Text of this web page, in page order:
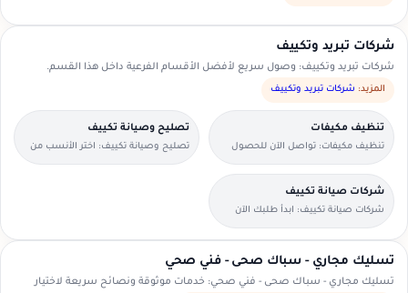
شركات تبريد وتكييف
شركات تبريد وتكييف: وصول سريع لأفضل الأقسام الفرعية داخل هذا القسم.
المزيد: شركات تبريد وتكييف
تنظيف مكيفات
تنظيف مكيفات: تواصل الآن للحصول
على عرض سعر مناسب.
تصليح وصيانة تكييف
تصليح وصيانة تكييف: اختر الأنسب من
العروض المتاحة في منطقتك.
شركات صيانة تكييف
شركات صيانة تكييف: ابدأ طلبك الآن
بخطوات بسيطة وواضحة.
تسليك مجاري - سباك صحى - فني صحي
تسليك مجاري - سباك صحى - فني صحي: خدمات موثوقة ونصائح سريعة لاختيار